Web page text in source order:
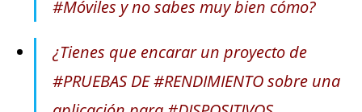
#Móviles y no sabes muy bien cómo?
¿Tienes que encarar un proyecto de
#PRUEBAS DE #RENDIMIENTO sobre una